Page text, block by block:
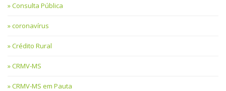
Consulta Pública
coronavírus
Crédito Rural
CRMV-MS
CRMV-MS em Pauta